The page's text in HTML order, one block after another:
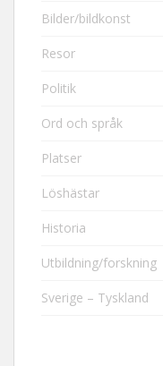
Bilder/bildkonst
Resor
Politik
Ord och språk
Platser
Löshästar
Historia
Utbildning/forskning
Sverige – Tyskland